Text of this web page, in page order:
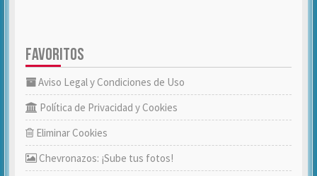
FAVORITOS
Aviso Legal y Condiciones de Uso
Política de Privacidad y Cookies
Eliminar Cookies
Chevronazos: ¡Sube tus fotos!